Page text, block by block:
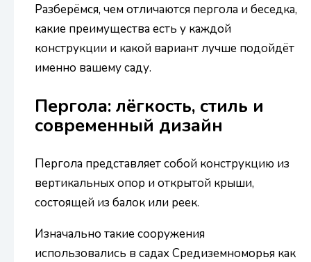
Разберёмся, чем отличаются пергола и беседка,
какие преимущества есть у каждой
конструкции и какой вариант лучше подойдёт
именно вашему саду.
Пергола: лёгкость, стиль и
современный дизайн
Пергола представляет собой конструкцию из
вертикальных опор и открытой крыши,
состоящей из балок или реек.
Изначально такие сооружения
использовались в садах Средиземноморья как